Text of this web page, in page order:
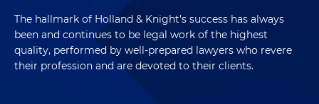
The hallmark of Holland & Knight's success has always
been and continues to be legal work of the highest
quality, performed by well-prepared lawyers who revere
their profession and are devoted to their clients.